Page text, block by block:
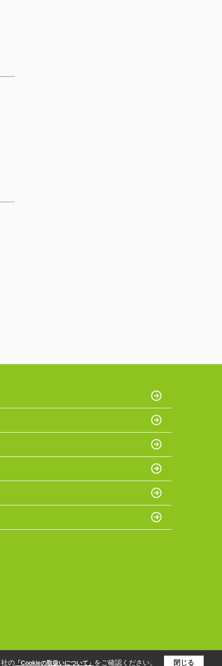
の「Cookieの取扱いについて」 をご確認ください。 閉じる